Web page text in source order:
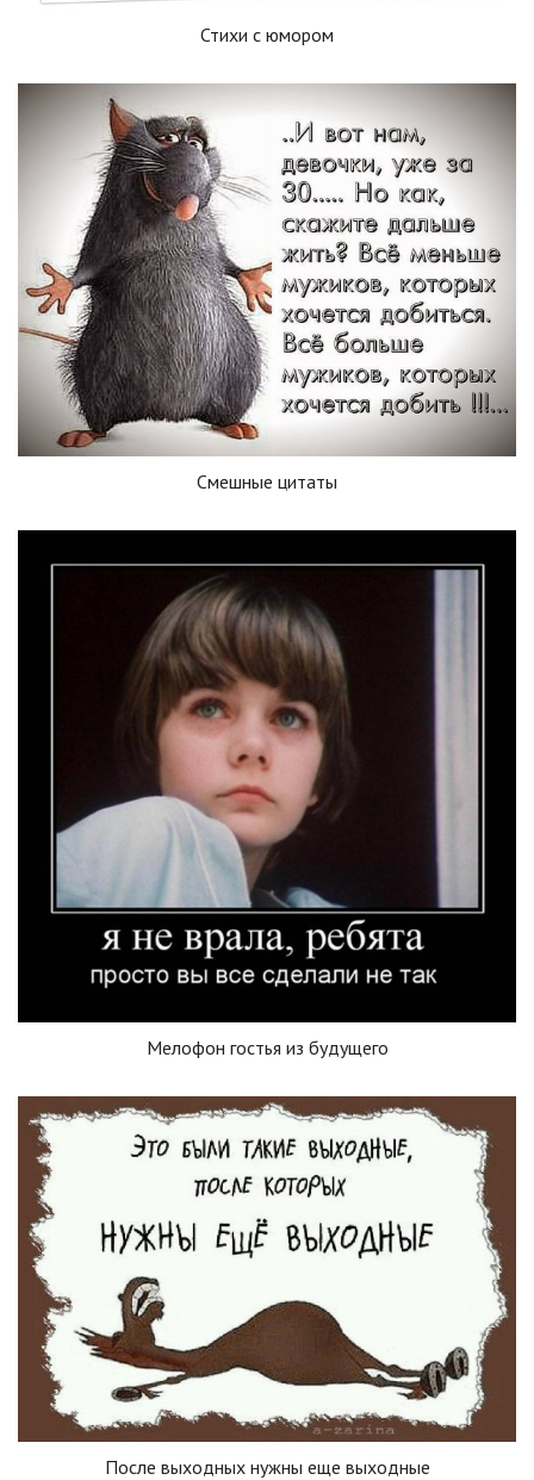
Стихи с юмором
Смешные цитаты
Мелофон гостья из будущего
После выходных нужны еще выходные